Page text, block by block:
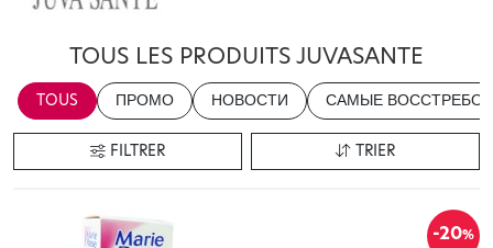
TOUS LES PRODUITS JUVASANTE
TOUS ПРОМО НОВОСТИ САМЫЕ
FILTRER TRIER
-20%